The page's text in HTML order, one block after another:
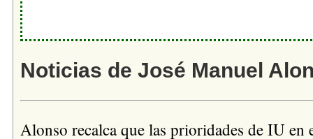
Noticias de José Manuel
Alonso recalca que las prioridades de IU en